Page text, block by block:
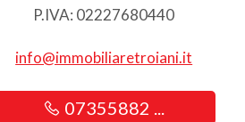
P.IVA: 02227680440
info@immobiliaretroiani.it
07355882 ...